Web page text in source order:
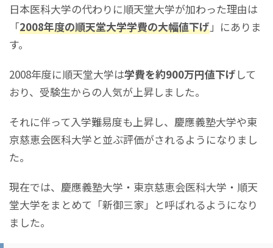
日本医科大学の代わりに順天堂大学が加わった理由は
「2008年度の順天堂大学学費の大幅値下げ」にありま
す。
2008年度に順天堂大学は学費を約900万円値下げ して
おり、受験生からの人気が上昇しました。
それに伴って入学難易度も上昇し、慶應義塾大学や東
京慈恵会医科大学と並ぶ評価がされるようになりまし
た。
現在では、慶應義塾大学・東京慈恵会医科大学・順天
堂大学をまとめて「新御三家」と呼ばれるようになり
ました。